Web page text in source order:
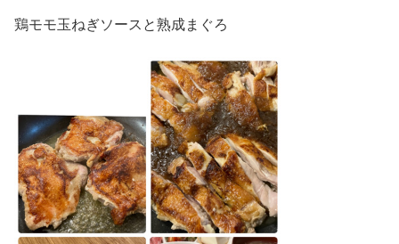
鶏モモ玉ねぎソースと熟成まぐろ